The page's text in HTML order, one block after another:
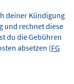
deiner Kündigung
und rechnet diese
du die Gebühren
absetzen (FG